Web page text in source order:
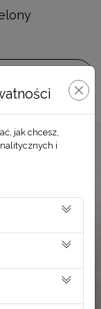
jak chcesz,
i